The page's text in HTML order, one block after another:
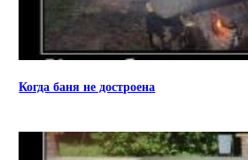
Когда баня не достроена